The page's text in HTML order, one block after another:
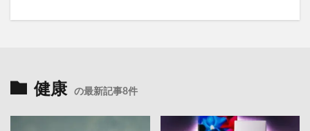
健康 の最新記事8件